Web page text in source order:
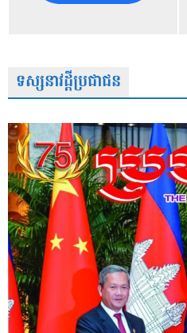
ទស្សនាវដ្តីប្រជាជន